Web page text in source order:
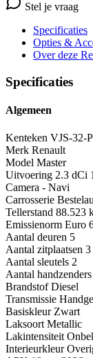
Stel je vraag
Specificaties
Opties &
Over deze
Specificaties
Algemeen
Kenteken VJS-32-P
Merk Renault
Model Master
Uitvoering 2.3 dCi
Camera - Navi
Carrosserie
Tellerstand 88.523
Emissienorm Euro
Aantal deuren 5
Aantal zitplaatsen 3
Aantal sleutels 2
Aantal handzenders
Brandstof Diesel
Transmissie
Basiskleur Zwart
Laksoort Metallic
Lakintensiteit
Interieurkleur